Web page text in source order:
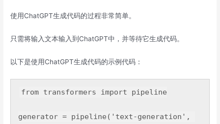
使用ChatGPT生成代码的过程非常简单。
只需将输入文本输入到ChatGPT中，并等待它生成代码。
以下是使用ChatGPT生成代码的示例代码：
from transformers import pipeline
generator = pipeline( 'text-generation',